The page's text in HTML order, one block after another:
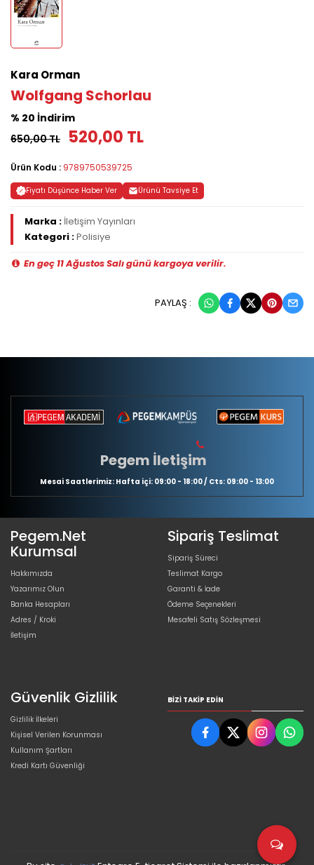
Kara Orman
Wolfgang Schorlau
% 20 İndirim
650,00 TL
520,00 TL
Ürün Kodu : 9789750539725
Fiyatı Düşünce Haber Ver Ürünü Tavsiye Et
Marka : İletişim Yayınları
Kategori :Polisiye
En geç 11 Ağustos Salı günü kargoya verilir.
PAYLAŞ :
Pegem İletişim
Mesai Saatlerimiz: Hafta içi: 09:00 - 18:00 / Cts: 09:00 - 13:00
Pegem.Net
Kurumsal
Hakkımızda
Yazarımız Olun
Banka Hesapları
Adres / Kroki
İletişim
Sipariş Teslimat
Sipariş Süreci
Teslimat Kargo
Garanti & İade
Ödeme Seçenekleri
Mesafeli Satış Sözleşmesi
Güvenlik Gizlilik
Gizlilik İlkeleri
Kişisel Verilen Korunması
Kullanım Şartları
Kredi Kartı Güvenliği
BIZI TAKIP EDIN